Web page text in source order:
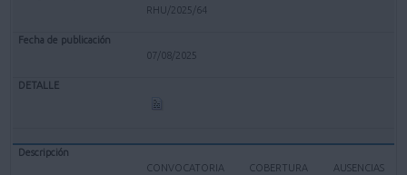
RHU/2025/64
07/08/2025
CONVOCATORIA COBERTURA AUSENCIAS